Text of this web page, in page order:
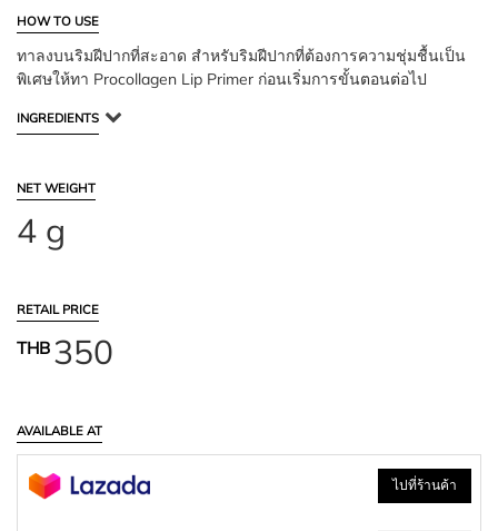
HOW TO USE
ทาลงบนริมฝีปากที่สะอาด สำหรับริมฝีปากที่ต้องการความชุ่มชื้นเป็น
พิเศษให้ทา Procollagen Lip Primer ก่อนเริ่มการขั้นตอนต่อไป
INGREDIENTS
NET WEIGHT
4 g
RETAIL PRICE
THB350
AVAILABLE AT
ไปที่ร้านค้า